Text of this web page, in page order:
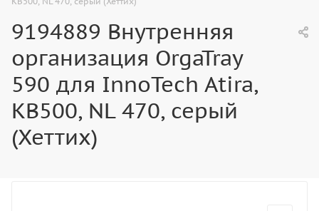
9194889 Внутренняя
организация OrgaTray
590 для InnoTech Atira,
KB500, NL 470, серый
(Хеттих)